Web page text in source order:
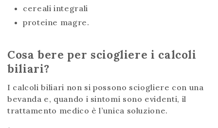
cereali integrali
proteine magre.
Cosa bere per sciogliere i calcoli
biliari?
I calcoli biliari non si possono sciogliere con una
bevanda e, quando i sintomi sono evidenti, il
trattamento medico è l’unica soluzione.